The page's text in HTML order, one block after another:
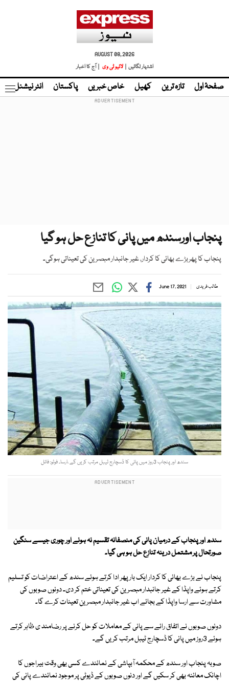
AUGUST 08, 2026
اشتہار لگائیں |
لائیو ٹی وی | آج کا اخبار
صفحۂ اول تازہ ترین کھیل خاص خبریں پاکستان انٹر نیشنل
پنجاب اورسندھ میں پانی کا تنازع حل ہو گیا
پنجاب کا پھربڑے بھائی کا کردار، غیر جانبدار مبصرین کی تعیناتی ہوگی۔
طالب فریدی June 17, 2021
سندھ اورپنجاب 3روز میں پانی کا ڈسچارج ٹیبل مرتب کریں گے ،ارسا۔ فوٹو: فائل
سندھ اور پنجاب کے درمیان پانی کی منصفانہ تقسیم نہ ہونے اور چوری جیسے سنگین
صورتحال پر مشتمل درینہ تنازع حل ہو ہی گیا۔
پنجاب نے بڑے بھائی کا کردار ایک بار پھر ادا کرتے ہوئے سندھ کے اعتراضات کو تسلیم
کرتے ہوئے واپڈا کے غیر جانبدار مبصرین کی تعیناتی ختم کر دی۔ دونوں صوبوں کی
مشاورت سے ارسا واپڈا کے بجائے اب غیر جانبدار مبصرین تعینات کرے گا۔
دونوں صوبوں نے اتفاق رائے سے پانی کے معاملات کو حل کرنے پر رضامند ی ظاہر کرتے
ہوئے 3روز میں پانی کا ڈسچارج ٹیبل مرتب کریں گے۔
صوبہ پنجاب اور سندھ کے محکمہ آبپاشی کے نمائندے کسی بھی وقت بیراجوں کا
اچانک معائنہ بھی کر سکیں گے اور دنوں صوبوں کے ڈیوٹی پر موجود نمائندے پانی کی